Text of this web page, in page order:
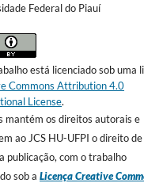
Federal do Piauí
está licenciado sob uma
Commons Attribution 4.0
License.
mantém os direitos autorais e
ao JCS HU-UFPI o direito de
publicação, com o trabalho
sob aLicença Creative